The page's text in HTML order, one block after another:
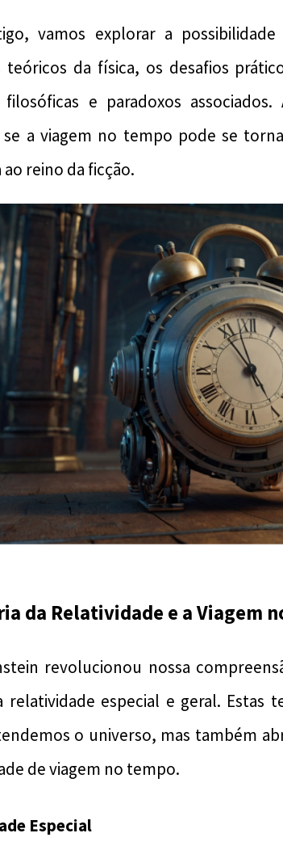
vamos explorar a
teóricos da física, os desafios
e paradoxos
a viagem no tempo pode se
reino da ficção.
da Relatividade e a Viagem
revolucionou nossa
relatividade especial e geral. Estas
o universo, mas também
de viagem no tempo.
Especial